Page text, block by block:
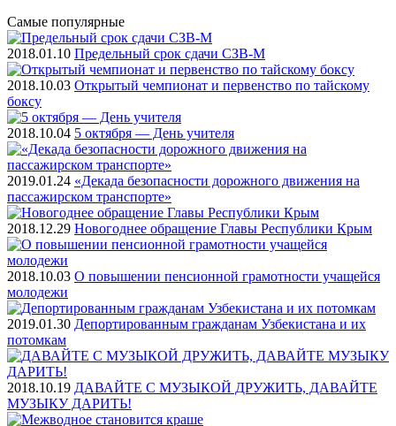
Самые популярные
2018.01.10 Предельный срок сдачи СЗВ-М
2018.10.03 Открытый чемпионат и первенство по тайскому
боксу
2018.10.04 5 октября — День учителя
2019.01.24 «Декада безопасности дорожного движения на
пассажирском транспорте»
2018.12.29 Новогоднее обращение Главы Республики Крым
2018.10.03 О повышении пенсионной грамотности учащейся
молодежи
2019.01.30 Депортированным гражданам Узбекистана и их
потомкам
2018.10.19 ДАВАЙТЕ С МУЗЫКОЙ ДРУЖИТЬ, ДАВАЙТЕ
МУЗЫКУ ДАРИТЬ!